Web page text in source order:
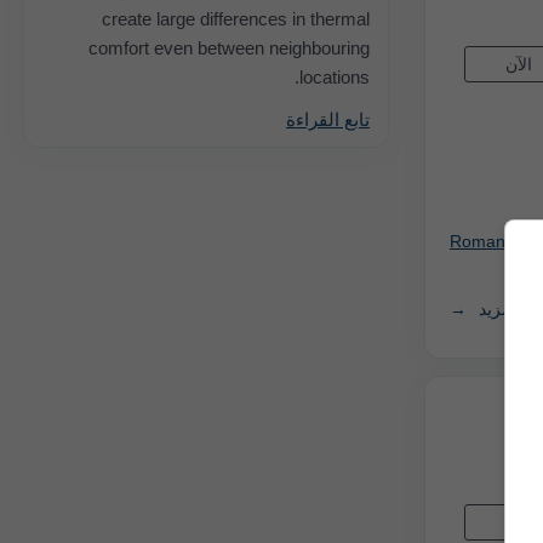
create large differences in thermal
comfort even between neighbouring
locations.
تابع القراءة
الآن
Romania:
المزيد